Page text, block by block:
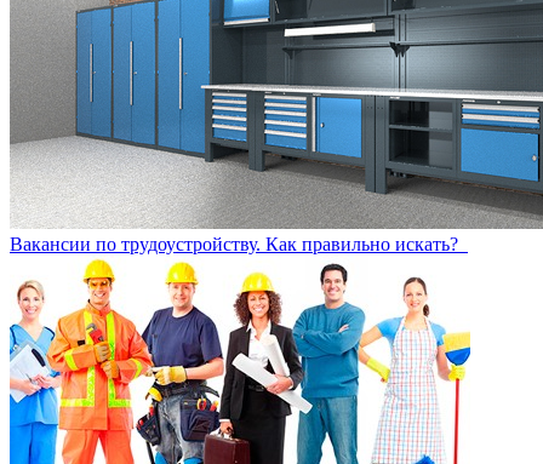
Вакансии по трудоустройству. Как правильно искать?